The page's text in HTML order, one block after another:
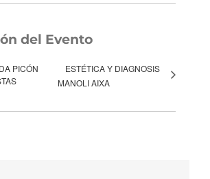
del Evento
PICÓN
ESTÉTICA Y DIAGNOSIS
MANOLI AIXA